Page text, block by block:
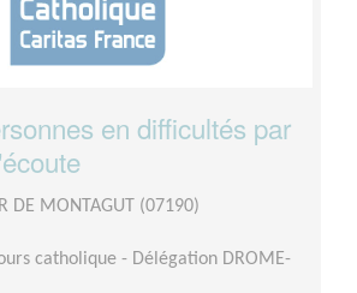
en difficultés par
DE MONTAGUT (07190)
catholique - Délégation DROME-